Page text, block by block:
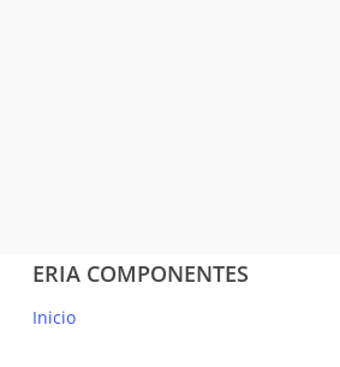
ERIA COMPONENTES
Inicio